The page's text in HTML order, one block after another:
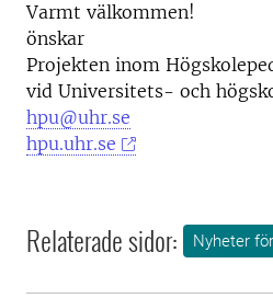
Varmt välkommen!
önskar
Projekten inom
vid Universitets- och
hpu@uhr.se
hpu.uhr.se
Relaterade sidor: Nyheter